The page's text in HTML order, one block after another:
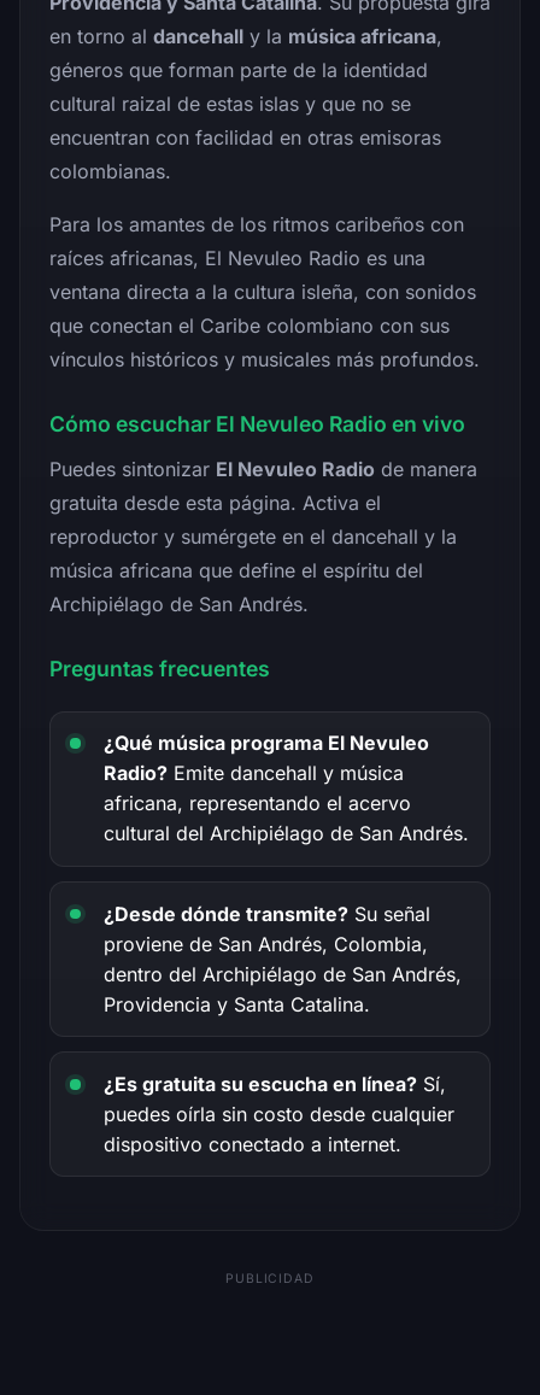
en torno al dancehall y la música africana,
géneros que forman parte de la identidad
cultural raizal de estas islas y que no se
encuentran con facilidad en otras emisoras
colombianas.
Para los amantes de los ritmos caribeños con
raíces africanas, El Nevuleo Radio es una
ventana directa a la cultura isleña, con sonidos
que conectan el Caribe colombiano con sus
vínculos históricos y musicales más profundos.
Cómo escuchar El Nevuleo Radio en vivo
Puedes sintonizar El Nevuleo Radio de manera
gratuita desde esta página. Activa el
reproductor y sumérgete en el dancehall y la
música africana que define el espíritu del
Archipiélago de San Andrés.
Preguntas frecuentes
¿Qué música programa El Nevuleo
Radio? Emite dancehall y música
africana, representando el acervo
cultural del Archipiélago de San Andrés.
¿Desde dónde transmite? Su señal
proviene de San Andrés, Colombia,
dentro del Archipiélago de San Andrés,
Providencia y Santa Catalina.
¿Es gratuita su escucha en línea? Sí,
puedes oírla sin costo desde cualquier
dispositivo conectado a internet.
PUBLICIDAD